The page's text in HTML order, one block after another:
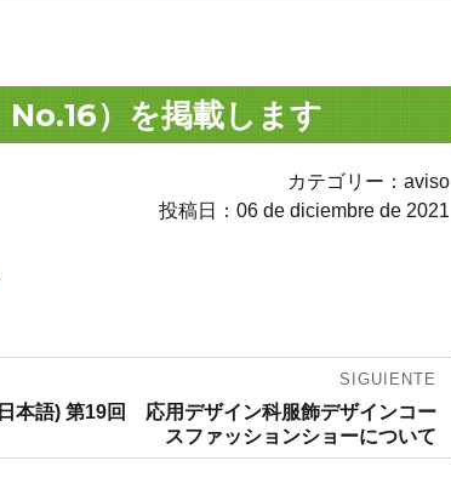
）を掲載します
カテゴリー：aviso
投稿日：06 de diciembre de 2021
SIGUIENTE
本語) 第19回 応用デザイン科服飾デザインコー
スファッションショーについて